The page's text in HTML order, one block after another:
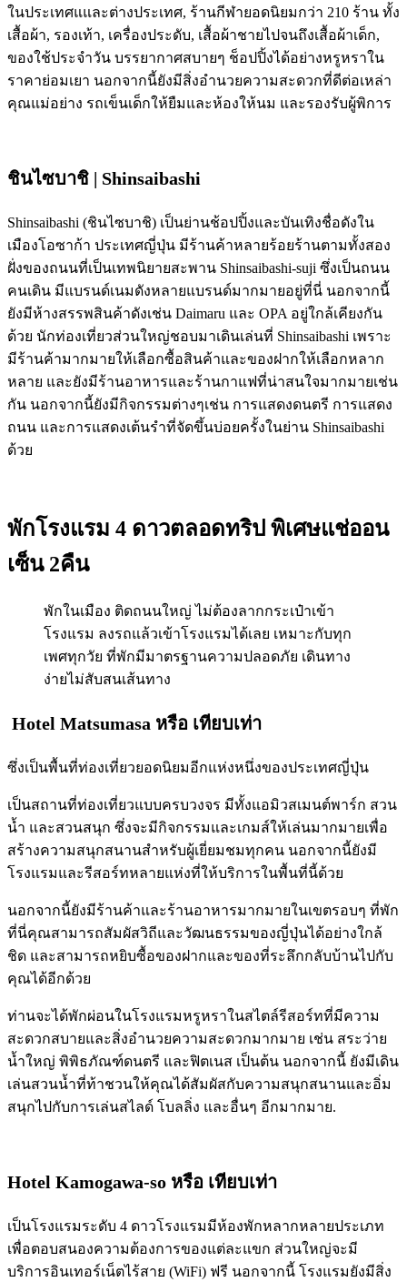
ในประเทศแและต่างประเทศ, ร้านกีฬายอดนิยมกว่า 210 ร้าน ทั้ง
เสื้อผ้า, รองเท้า, เครื่องประดับ, เสื้อผ้าชายไปจนถึงเสื้อผ้าเด็ก,
ของใช้ประจำวัน บรรยากาศสบายๆ ช็อปปิ้งได้อย่างหรูหราใน
ราคาย่อมเยา นอกจากนี้ยังมีสิ่งอำนวยความสะดวกที่ดีต่อเหล่า
คุณแม่อย่าง รถเข็นเด็กให้ยืมและห้องให้นม และรองรับผู้พิการ
ชินไซบาชิ | Shinsaibashi
Shinsaibashi (ชินไซบาชิ) เป็นย่านช้อปปิ้งและบันเทิงชื่อดังใน
เมืองโอซาก้า ประเทศญี่ปุ่น มีร้านค้าหลายร้อยร้านตามทั้งสอง
ฝั่งของถนนที่เป็นเทพนิยายสะพาน Shinsaibashi-suji ซึ่งเป็นถนน
คนเดิน มีแบรนด์เนมดังหลายแบรนด์มากมายอยู่ที่นี่ นอกจากนี้
ยังมีห้างสรรพสินค้าดังเช่น Daimaru และ OPA อยู่ใกล้เคียงกัน
ด้วย นักท่องเที่ยวส่วนใหญ่ชอบมาเดินเล่นที่ Shinsaibashi เพราะ
มีร้านค้ามากมายให้เลือกซื้อสินค้าและของฝากให้เลือกหลาก
หลาย และยังมีร้านอาหารและร้านกาแฟที่น่าสนใจมากมายเช่น
กัน นอกจากนี้ยังมีกิจกรรมต่างๆเช่น การแสดงดนตรี การแสดง
ถนน และการแสดงเต้นรำที่จัดขึ้นบ่อยครั้งในย่าน Shinsaibashi
ด้วย
พักโรงแรม 4 ดาวตลอดทริป พิเศษแช่ออน
เซ็น 2คืน
พักในเมือง ติดถนนใหญ่ ไม่ต้องลากกระเป๋าเข้า
โรงแรม ลงรถแล้วเข้าโรงแรมได้เลย เหมาะกับทุก
เพศทุกวัย ที่พักมีมาตรฐานความปลอดภัย เดินทาง
ง่ายไม่สับสนเส้นทาง
Hotel Matsumasa หรือ เทียบเท่า
ซึ่งเป็นพื้นที่ท่องเที่ยวยอดนิยมอีกแห่งหนึ่งของประเทศญี่ปุ่น
เป็นสถานที่ท่องเที่ยวแบบครบวงจร มีทั้งแอมิวสเมนต์พาร์ก สวน
น้ำ และสวนสนุก ซึ่งจะมีกิจกรรมและเกมส์ให้เล่นมากมายเพื่อ
สร้างความสนุกสนานสำหรับผู้เยี่ยมชมทุกคน นอกจากนี้ยังมี
โรงแรมและรีสอร์ทหลายแห่งที่ให้บริการในพื้นที่นี้ด้วย
นอกจากนี้ยังมีร้านค้าและร้านอาหารมากมายในเขตรอบๆ ที่พัก
ที่นี่คุณสามารถสัมผัสวิถีและวัฒนธรรมของญี่ปุ่นได้อย่างใกล้
ชิด และสามารถหยิบซื้อของฝากและของที่ระลึกกลับบ้านไปกับ
คุณได้อีกด้วย
ท่านจะได้พักผ่อนในโรงแรมหรูหราในสไตล์รีสอร์ทที่มีความ
สะดวกสบายและสิ่งอำนวยความสะดวกมากมาย เช่น สระว่าย
น้ำใหญ่ พิพิธภัณฑ์ดนตรี และฟิตเนส เป็นต้น นอกจากนี้ ยังมีเดิน
เล่นสวนน้ำที่ท้าชวนให้คุณได้สัมผัสกับความสนุกสนานและอิ่ม
สนุกไปกับการเล่นสไลด์ โบลลิ่ง และอื่นๆ อีกมากมาย.
Hotel Kamogawa-so หรือ เทียบเท่า
เป็นโรงแรมระดับ 4 ดาวโรงแรมมีห้องพักหลากหลายประเภท
เพื่อตอบสนองความต้องการของแต่ละแขก ส่วนใหญ่จะมี
บริการอินเทอร์เน็ตไร้สาย (WiFi) ฟรี นอกจากนี้ โรงแรมยังมีสิ่ง